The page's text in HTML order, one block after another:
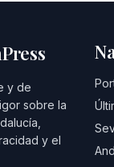
y de
sobre la
y el